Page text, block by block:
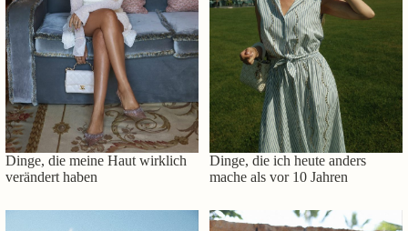
Dinge, die meine Haut wirklich
verändert haben
Dinge, die ich heute anders
mache als vor 10 Jahren